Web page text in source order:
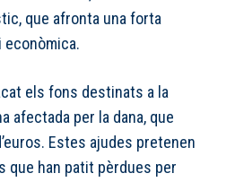
que afronta una forta
els fons destinats a la
afectada per la dana, que
Estes ajudes pretenen
que han patit pèrdues per